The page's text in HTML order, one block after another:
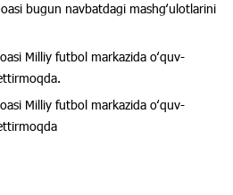
bugun navbatdagi mashgʻulotlarini
Milliy futbol markazida oʻquv-
Milliy futbol markazida oʻquv-